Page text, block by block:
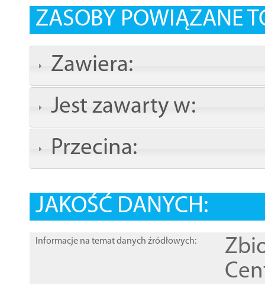
ZASOBY POWIĄZANE
Zawiera:
Jest zawarty w:
Przecina:
JAKOŚĆ DANYCH:
Informacje na temat danych źródłowych: